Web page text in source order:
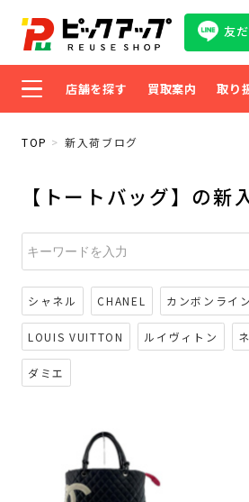
友
店舗を探す 買取案内 取り
TOP 新入荷ブログ
【トートバッグ】の新
シャネル CHANEL カンボンライン
LOUIS VUITTON ルイヴィトン
ダミエ